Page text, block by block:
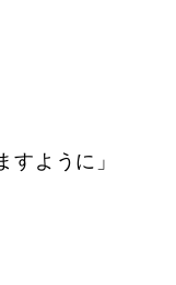
すように」